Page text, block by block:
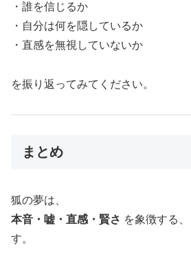
・誰を信じるか
・自分は何を隠しているか
・直感を無視していないか
を振り返ってみてください。
まとめ
狐の夢は、
本音・嘘・直感・賢さ を象徴する
す。